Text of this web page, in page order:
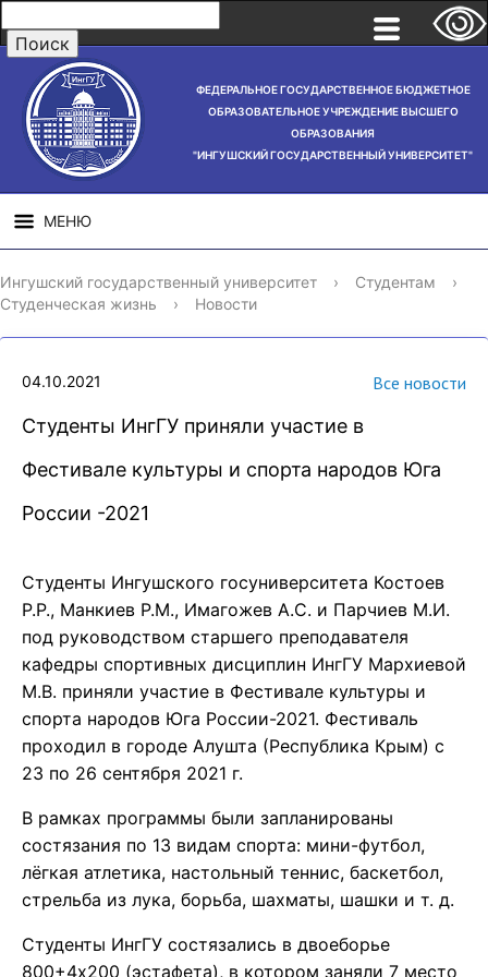
ФЕДЕРАЛЬНОЕ ГОСУДАРСТВЕННОЕ БЮДЖЕТНОЕ
ОБРАЗОВАТЕЛЬНОЕ УЧРЕЖДЕНИЕ ВЫСШЕГО
ОБРАЗОВАНИЯ
"ИНГУШСКИЙ ГОСУДАРСТВЕННЫЙ УНИВЕРСИТЕТ"
МЕНЮ
СВЕДЕНИЯ ОБ
ОБРАЗОВАТЕЛЬНОЙ
НАУЧНАЯ
ДЕЯТЕЛЬНОСТЬ
Ингушский государственный университет › Студентам
›
Студенческая жизнь
› Новости
04.10.2021 Все новости
Студенты ИнгГУ приняли участие в
Фестивале культуры и спорта народов Юга
России -2021
Студенты Ингушского госуниверситета Костоев
Р.Р., Манкиев Р.М., Имагожев А.С. и Парчиев М.И.
под руководством старшего преподавателя
кафедры спортивных дисциплин ИнгГУ Мархиевой
М.В. приняли участие в Фестивале культуры и
спорта народов Юга России-2021. Фестиваль
проходил в городе Алушта (Республика Крым) с
23 по 26 сентября 2021 г.
В рамках программы были запланированы
состязания по 13 видам спорта: мини-футбол,
лёгкая атлетика, настольный теннис, баскетбол,
стрельба из лука, борьба, шахматы, шашки и т. д.
Студенты ИнгГУ состязались в двоеборье
800+4х200 (эстафета), в котором заняли 7 место